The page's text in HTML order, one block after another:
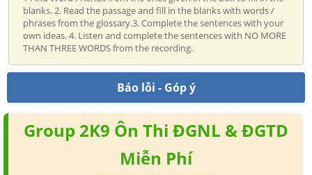
blanks. 2. Read the passage and fill in the blanks with words /
phrases from the glossary.3. Complete the sentences with your
own ideas. 4. Listen and complete the sentences with NO MORE
THAN THREE WORDS from the recording.
Báo lỗi - Góp ý
Group 2K9 Ôn Thi ĐGNL & ĐGTD
Miễn Phí